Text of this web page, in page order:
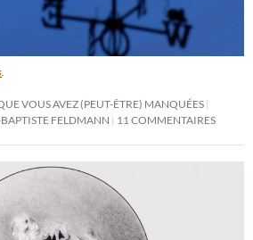
.
VOUS AVEZ (PEUT-ÊTRE) MANQUÉES
FELDMANN 11 COMMENTAIRES